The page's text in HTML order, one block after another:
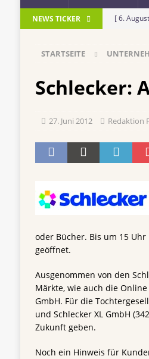
NEWS TICKER [ 6.
[ 5.
[ 4.
[ 3.
STARTSEITE
Schlecker:
27. Juni 2012 Redaktion
oder Bücher. Bis um 15
geöffnet.
Ausgenommen von den
Märkte, wie auch die
GmbH. Für die
und Schlecker XL GmbH
Zukunft geben.
Noch ein Hinweis für